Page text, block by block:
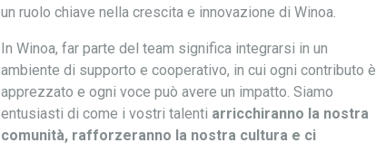
un ruolo chiave nella crescita e innovazione di Winoa.
In Winoa, far parte del team significa integrarsi in un
ambiente di supporto e cooperativo, in cui ogni contributo è
apprezzato e ogni voce può avere un impatto. Siamo
entusiasti di come i vostri talenti arricchiranno la nostra
comunità, rafforzeranno la nostra cultura e ci